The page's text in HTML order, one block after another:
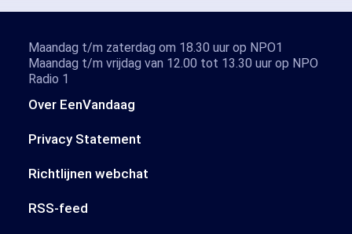
Over EenVandaag
Privacy Statement
Richtlijnen webchat
RSS-feed
Maandag t/m zaterdag om 18.30 uur op NPO1
Maandag t/m vrijdag van 12.00 tot 13.30 uur op NPO
Radio 1